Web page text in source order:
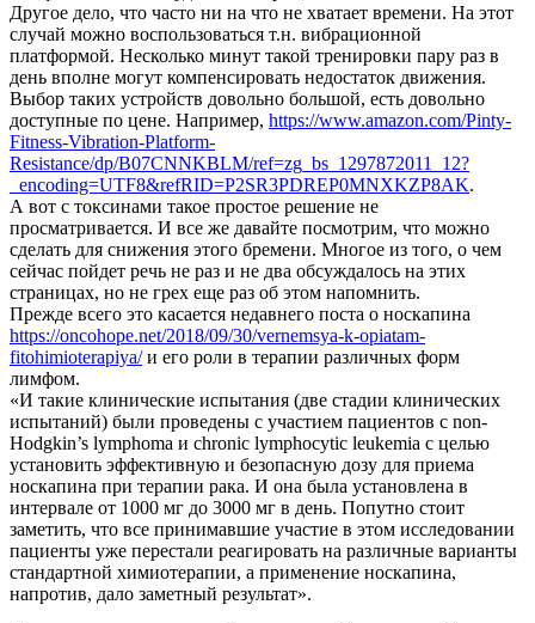
Другое дело, что часто ни на что не хватает времени. На этот
случай можно воспользоваться т.н. вибрационной
платформой. Несколько минут такой тренировки пару раз в
день вполне могут компенсировать недостаток движения.
Выбор таких устройств довольно большой, есть довольно
доступные по цене. Например, https://www.amazon.com/Pinty-
Fitness-Vibration-Platform-
Resistance/dp/B07CNNKBLM/ref=zg_bs_1297872011_12?
_encoding=UTF8&refRID=P2SR3PDREP0MNXKZP8AK.
А вот с токсинами такое простое решение не
просматривается. И все же давайте посмотрим, что можно
сделать для снижения этого бремени. Многое из того, о чем
сейчас пойдет речь не раз и не два обсуждалось на этих
страницах, но не грех еще раз об этом напомнить.
Прежде всего это касается недавнего поста о носкапина
https://oncohope.net/2018/09/30/vernemsya-k-opiatam-
fitohimioterapiya/и его роли в терапии различных форм
лимфом.
«И такие клинические испытания (две стадии клинических
испытаний) были проведены с участием пациентов с non-
Hodgkin’s lymphoma и chronic lymphocytic leukemia c целью
установить эффективную и безопасную дозу для приема
носкапина при терапии рака. И она была установлена в
интервале от 1000 мг до 3000 мг в день. Попутно стоит
заметить, что все принимавшие участие в этом исследовании
пациенты уже перестали реагировать на различные варианты
стандартной химиотерапии, а применение носкапина,
напротив, дало заметный результат».